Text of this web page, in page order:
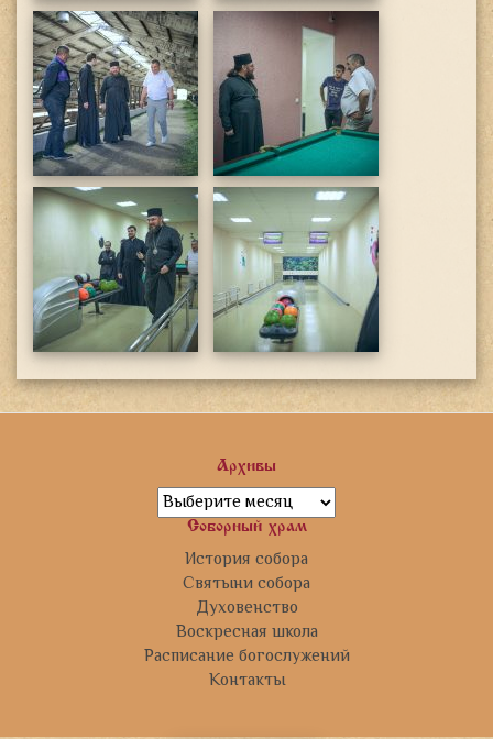
Архивы
Архивы
Соборный храм
История собора
Святыни собора
Духовенство
Воскресная школа
Расписание богослужений
Контакты